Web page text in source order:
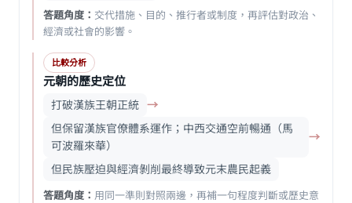
答題角度： 交代措施、目的、推行者或制度，再評估對政治、
經濟或社會的影響。
比較分析
元朝的歷史定位
打破漢族王朝正統 →
但保留漢族官僚體系運作；中西交通空前暢通（馬
可波羅來華）
→
但民族壓迫與經濟剝削最終導致元末農民起義
答題角度： 用同一準則對照兩邊，再補一句程度判斷或歷史意